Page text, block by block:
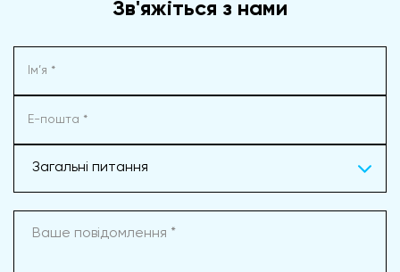
Зв'яжіться з нами
Загальні питання